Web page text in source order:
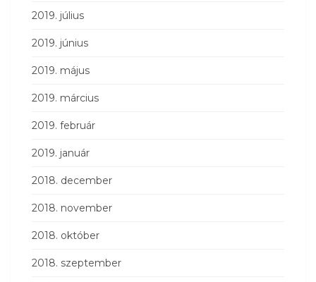
2019. július
2019. június
2019. május
2019. március
2019. február
2019. január
2018. december
2018. november
2018. október
2018. szeptember